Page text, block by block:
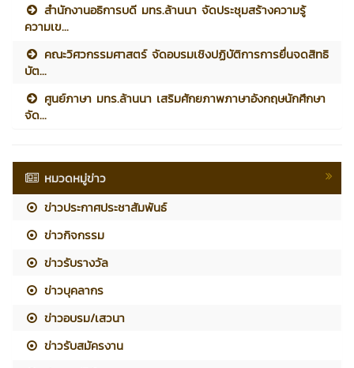
สำนักงานอธิการบดี มทร.ล้านนา จัดประชุมสร้างความรู้
ความเข...
คณะวิศวกรรมศาสตร์ จัดอบรมเชิงปฏิบัติการการยื่นจดสิทธิ
บัต...
ศูนย์ภาษา มทร.ล้านนา เสริมศักยภาพภาษาอังกฤษนักศึกษา
จัด...
หมวดหมู่ข่าว
ข่าวประกาศประชาสัมพันธ์
ข่าวกิจกรรม
ข่าวรับรางวัล
ข่าวบุคลากร
ข่าวอบรม/เสวนา
ข่าวรับสมัครงาน